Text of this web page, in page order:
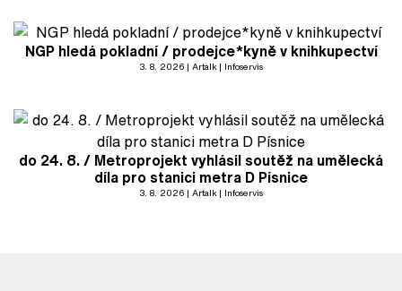
NGP hledá pokladní / prodejce*kyně v knihkupectví
3. 8. 2026 Artalk Infoservis
do 24. 8. / Metroprojekt vyhlásil soutěž na umělecká
díla pro stanici metra D Písnice
3. 8. 2026 Artalk Infoservis